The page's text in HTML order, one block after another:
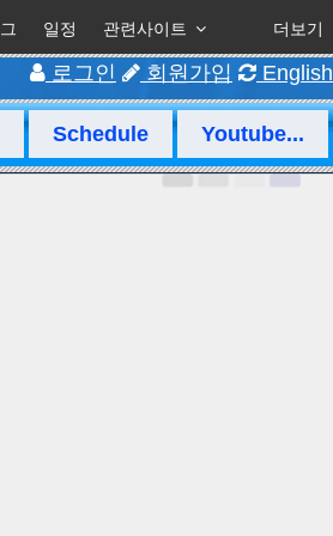
일정 관련사이트 더보기
로그인 회원가입 English
Schedule Youtube...